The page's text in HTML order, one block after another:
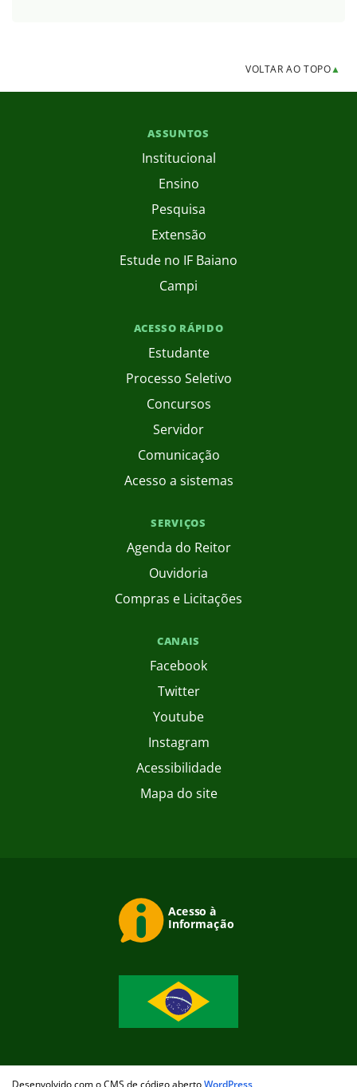
VOLTAR AO TOPO▲
ASSUNTOS
Institucional
Ensino
Pesquisa
Extensão
Estude no IF Baiano
Campi
ACESSO RÁPIDO
Estudante
Processo Seletivo
Concursos
Servidor
Comunicação
Acesso a sistemas
SERVIÇOS
Agenda do Reitor
Ouvidoria
Compras e Licitações
CANAIS
Facebook
Twitter
Youtube
Instagram
Acessibilidade
Mapa do site